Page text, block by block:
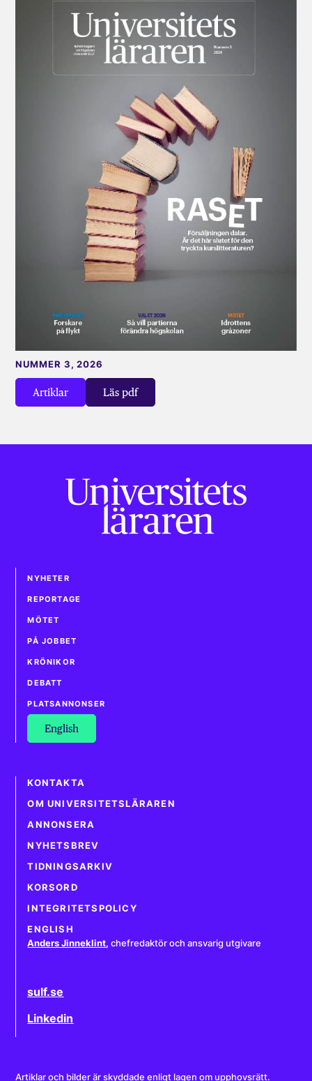
Artiklar Läs pdf
NUMMER 3, 2026
NYHETER
REPORTAGE
MÖTET
PÅ JOBBET
KRÖNIKOR
DEBATT
PLATSANNONSER
English
KONTAKTA
OM UNIVERSITETSLÄRAREN
ANNONSERA
NYHETSBREV
TIDNINGSARKIV
KORSORD
INTEGRITETSPOLICY
ENGLISH
Anders Jinneklint, chefredaktör och ansvarig utgivare
sulf.se
Linkedin
Artiklar och bilder är skyddade enligt lagen om upphovsrätt.